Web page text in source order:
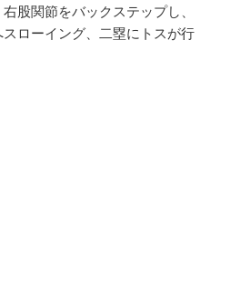
股関節をバックステップし、
ローイング、二塁にトスが行